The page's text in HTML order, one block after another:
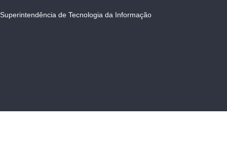
Superintendência de Tecnologia da Informação